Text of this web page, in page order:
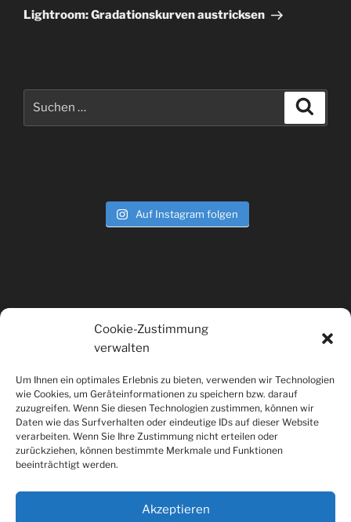
Cookie-Zustimmung
verwalten
Um Ihnen ein optimales Erlebnis zu bieten, verwenden wir Technologien
wie Cookies, um Geräteinformationen zu speichern bzw. darauf
zuzugreifen. Wenn Sie diesen Technologien zustimmen, können wir
Daten wie das Surfverhalten oder eindeutige IDs auf dieser Website
verarbeiten. Wenn Sie Ihre Zustimmung nicht erteilen oder
zurückziehen, können bestimmte Merkmale und Funktionen
beeinträchtigt werden.
Akzeptieren
Beitrag
Lightroom: Gradationskurven austricksen
Auf Instagram folgen
Rechtliches & Impressum
Cookie-Richtlinie (EU)